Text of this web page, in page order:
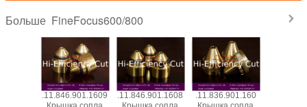
Больше FineFocus600/800
.11.846.901.1609
.11.846.901.1608
.11.836.901.160